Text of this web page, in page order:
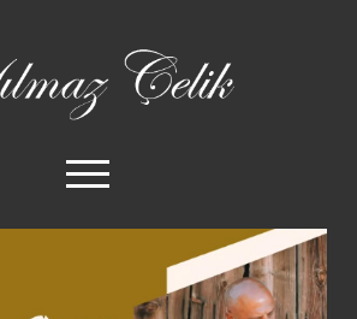
menüyü
aç
twitterfacebookinstagram